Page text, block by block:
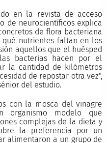
en la revista de acceso
de neurocientíficos explica
de flora bacteriana
nutrientes faltan en los
aquellos que el huésped
bacterias hacen por el
la cantidad de kilómetros
de repostar otra vez",
del estudio.
con la mosca del vinagre
organismo modelo que
complejas de la dieta y
la preferencia por un
alimentaron a un grupo de